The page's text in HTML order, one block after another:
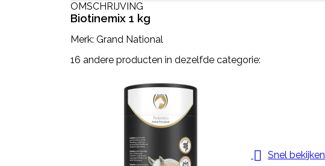
OMSCHRIJVING
Biotinemix 1 kg
Merk: Grand National
16 andere producten in dezelfde categorie:
 Snel bekijken